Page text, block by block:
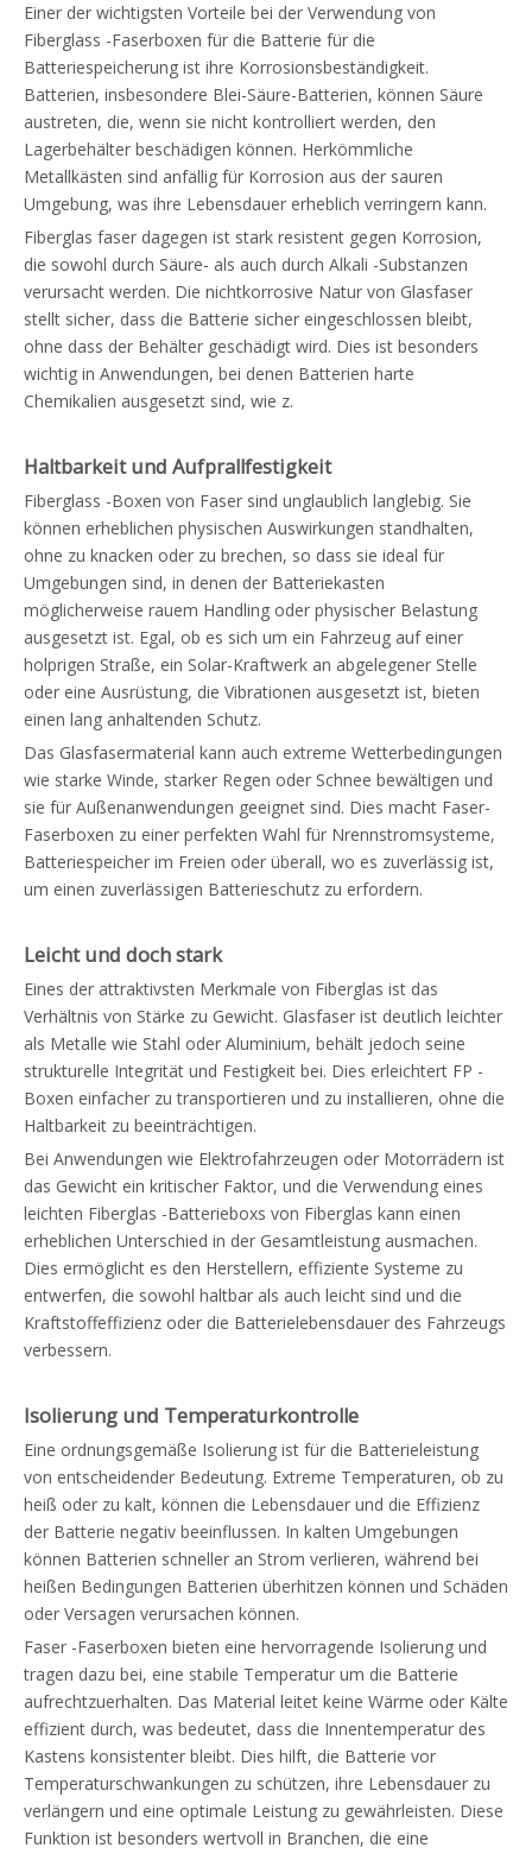
Einer der wichtigsten Vorteile bei der Verwendung von
Fiberglass -Faserboxen für die Batterie für die
Batteriespeicherung ist ihre Korrosionsbeständigkeit.
Batterien, insbesondere Blei-Säure-Batterien, können Säure
austreten, die, wenn sie nicht kontrolliert werden, den
Lagerbehälter beschädigen können. Herkömmliche
Metallkästen sind anfällig für Korrosion aus der sauren
Umgebung, was ihre Lebensdauer erheblich verringern kann.
Fiberglas faser dagegen ist stark resistent gegen Korrosion,
die sowohl durch Säure- als auch durch Alkali -Substanzen
verursacht werden. Die nichtkorrosive Natur von Glasfaser
stellt sicher, dass die Batterie sicher eingeschlossen bleibt,
ohne dass der Behälter geschädigt wird. Dies ist besonders
wichtig in Anwendungen, bei denen Batterien harte
Chemikalien ausgesetzt sind, wie z.
Haltbarkeit und Aufprallfestigkeit
Fiberglass -Boxen von Faser sind unglaublich langlebig. Sie
können erheblichen physischen Auswirkungen standhalten,
ohne zu knacken oder zu brechen, so dass sie ideal für
Umgebungen sind, in denen der Batteriekasten
möglicherweise rauem Handling oder physischer Belastung
ausgesetzt ist. Egal, ob es sich um ein Fahrzeug auf einer
holprigen Straße, ein Solar-Kraftwerk an abgelegener Stelle
oder eine Ausrüstung, die Vibrationen ausgesetzt ist, bieten
einen lang anhaltenden Schutz.
Das Glasfasermaterial kann auch extreme Wetterbedingungen
wie starke Winde, starker Regen oder Schnee bewältigen und
sie für Außenanwendungen geeignet sind. Dies macht Faser-
Faserboxen zu einer perfekten Wahl für Nrennstromsysteme,
Batteriespeicher im Freien oder überall, wo es zuverlässig ist,
um einen zuverlässigen Batterieschutz zu erfordern.
Leicht und doch stark
Eines der attraktivsten Merkmale von Fiberglas ist das
Verhältnis von Stärke zu Gewicht. Glasfaser ist deutlich leichter
als Metalle wie Stahl oder Aluminium, behält jedoch seine
strukturelle Integrität und Festigkeit bei. Dies erleichtert FP -
Boxen einfacher zu transportieren und zu installieren, ohne die
Haltbarkeit zu beeinträchtigen.
Bei Anwendungen wie Elektrofahrzeugen oder Motorrädern ist
das Gewicht ein kritischer Faktor, und die Verwendung eines
leichten Fiberglas -Batterieboxs von Fiberglas kann einen
erheblichen Unterschied in der Gesamtleistung ausmachen.
Dies ermöglicht es den Herstellern, effiziente Systeme zu
entwerfen, die sowohl haltbar als auch leicht sind und die
Kraftstoffeffizienz oder die Batterielebensdauer des Fahrzeugs
verbessern.
Isolierung und Temperaturkontrolle
Eine ordnungsgemäße Isolierung ist für die Batterieleistung
von entscheidender Bedeutung. Extreme Temperaturen, ob zu
heiß oder zu kalt, können die Lebensdauer und die Effizienz
der Batterie negativ beeinflussen. In kalten Umgebungen
können Batterien schneller an Strom verlieren, während bei
heißen Bedingungen Batterien überhitzen können und Schäden
oder Versagen verursachen können.
Faser -Faserboxen bieten eine hervorragende Isolierung und
tragen dazu bei, eine stabile Temperatur um die Batterie
aufrechtzuerhalten. Das Material leitet keine Wärme oder Kälte
effizient durch, was bedeutet, dass die Innentemperatur des
Kastens konsistenter bleibt. Dies hilft, die Batterie vor
Temperaturschwankungen zu schützen, ihre Lebensdauer zu
verlängern und eine optimale Leistung zu gewährleisten. Diese
Funktion ist besonders wertvoll in Branchen, die eine